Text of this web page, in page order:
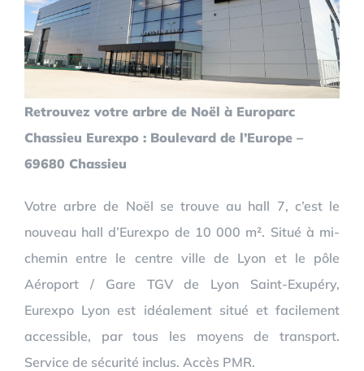
Retrouvez votre arbre de Noël à Europarc
Chassieu Eurexpo : Boulevard de l’Europe –
69680 Chassieu
Votre arbre de Noël se trouve au hall 7, c’est le
nouveau hall d’Eurexpo de 10 000 m². Situé à mi-
chemin entre le centre ville de Lyon et le pôle
Aéroport / Gare TGV de Lyon Saint-Exupéry,
Eurexpo Lyon est idéalement situé et facilement
accessible, par tous les moyens de transport.
Service de sécurité inclus. Accès PMR.